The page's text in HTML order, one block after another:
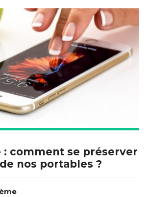
: comment se préserver
nos portables ?